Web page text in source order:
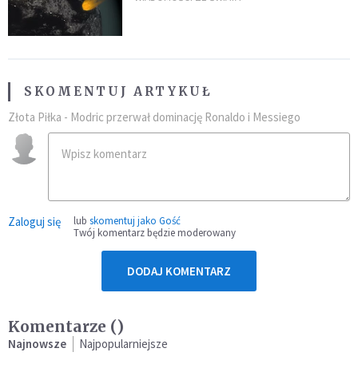
SKOMENTUJ ARTYKUŁ
Złota Piłka - Modric przerwał dominację Ronaldo i Messiego
Zaloguj się lub skomentuj jako Gość
Twój komentarz będzie moderowany
DODAJ KOMENTARZ
Komentarze ()
Najnowsze Najpopularniejsze